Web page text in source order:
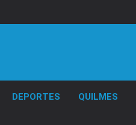
DEPORTES QUILMES